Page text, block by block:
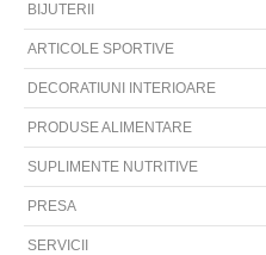
BIJUTERII
ARTICOLE SPORTIVE
DECORATIUNI INTERIOARE
PRODUSE ALIMENTARE
SUPLIMENTE NUTRITIVE
PRESA
SERVICII